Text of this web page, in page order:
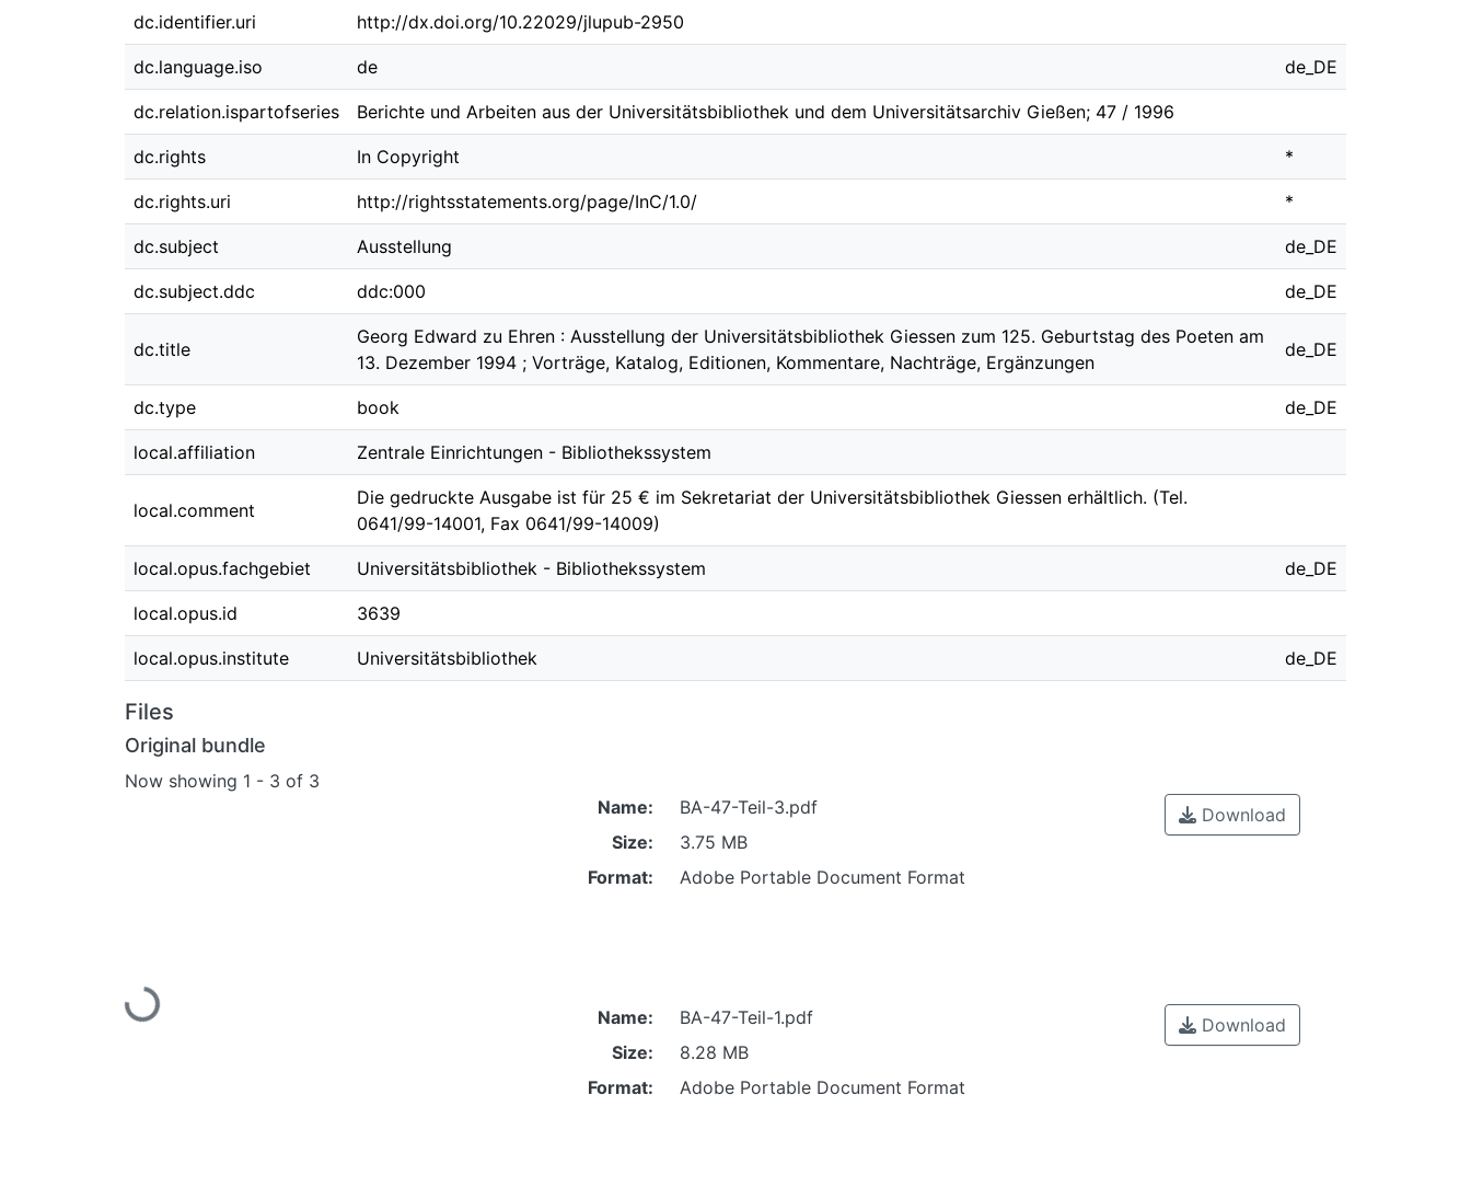
dc.identifier.uri http://dx.doi.org/10.22029/jlupub-2950
dc.language.iso de de_DE
dc.relation.ispartofseries Berichte und Arbeiten aus der Universitätsbibliothek und dem Universitätsarchiv Gießen; 47 / 1996
dc.rights In Copyright *
dc.rights.uri http://rightsstatements.org/page/InC/1.0/ *
dc.subject Ausstellung de_DE
dc.subject.ddc ddc:000 de_DE
dc.title
Georg Edward zu Ehren : Ausstellung der Universitätsbibliothek Giessen zum 125. Geburtstag des Poeten am
13. Dezember 1994 ; Vorträge, Katalog, Editionen, Kommentare, Nachträge, Ergänzungen
de_DE
dc.type book de_DE
local.affiliation Zentrale Einrichtungen - Bibliothekssystem
local.comment
Die gedruckte Ausgabe ist für 25 € im Sekretariat der Universitätsbibliothek Giessen erhältlich. (Tel.
0641/99-14001, Fax 0641/99-14009)
local.opus.fachgebiet Universitätsbibliothek - Bibliothekssystem de_DE
local.opus.id 3639
local.opus.institute Universitätsbibliothek de_DE
Files
Original bundle
Now showing 1 - 3 of 3
Loading...
Name:
BA-47-Teil-3.pdf
Size:
3.75 MB
Format:
Adobe Portable Document Format
Download
Name:
BA-47-Teil-1.pdf
Size:
8.28 MB
Format:
Adobe Portable Document Format
Download